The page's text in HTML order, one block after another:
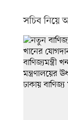
সচিব